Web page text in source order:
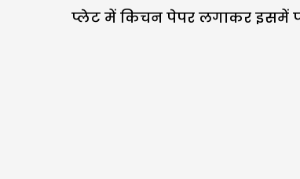
प्लेट में किचन पेपर लगाकर इसमें